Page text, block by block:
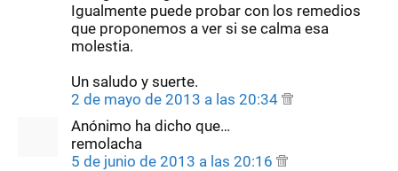
Igualmente puede probar con los remedios
que proponemos a ver si se calma esa
molestia.
Un saludo y suerte.
2 de mayo de 2013 a las 20:34
Anónimo ha dicho que…
remolacha
5 de junio de 2013 a las 20:16